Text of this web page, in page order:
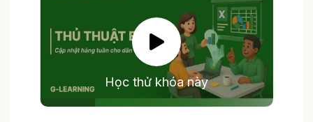
Học thử khóa này